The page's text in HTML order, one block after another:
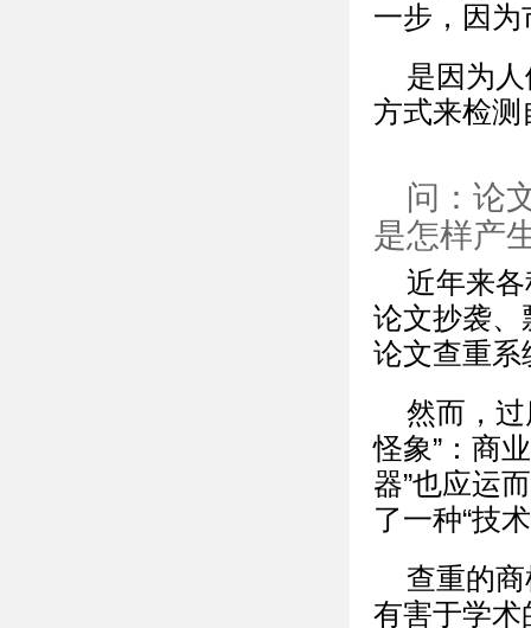
一步，因
是因为
方式来检测
问：论
是怎样产
近年来
论文抄袭、
论文查重系
然而，过
怪象”：商
器”也应运
了一种“技
查重的
有害于学